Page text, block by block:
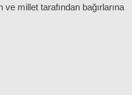
millet tarafından bağırlarına